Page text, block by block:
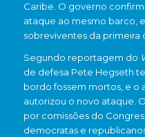
Caribe. O governo
ataque ao mesmo barco,
sobreviventes da primeira
Segundo reportagem do
de defesa Pete Hegseth
bordo fossem mortos, e o
autorizou o novo ataque.
por comissões do
democratas e